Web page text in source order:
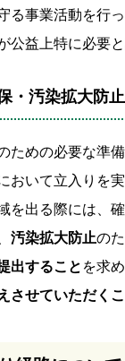
る事業活動を行
公益上特に必要
・汚染拡大防
ための必要な準
おいて立入りを
を出る際には、
汚染拡大防止の
出すること を求
させていただく